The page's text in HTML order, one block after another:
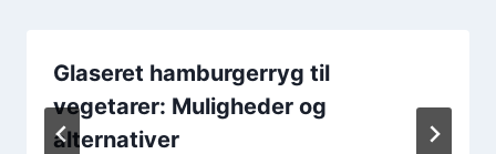
Glaseret hamburgerryg til
vegetarer: Muligheder og
alternativer